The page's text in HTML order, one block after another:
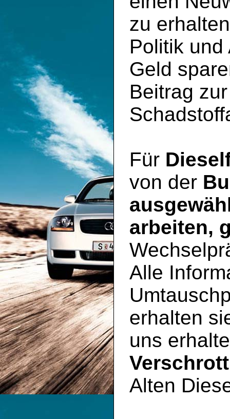
zu
Politik
Geld
Beitrag
Für
von der
arbeiten,
Alle
erhalten
uns
Alten